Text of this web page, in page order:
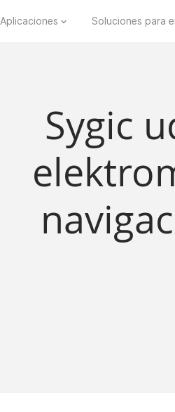
Aplicaciones Soluciones para
Sygic